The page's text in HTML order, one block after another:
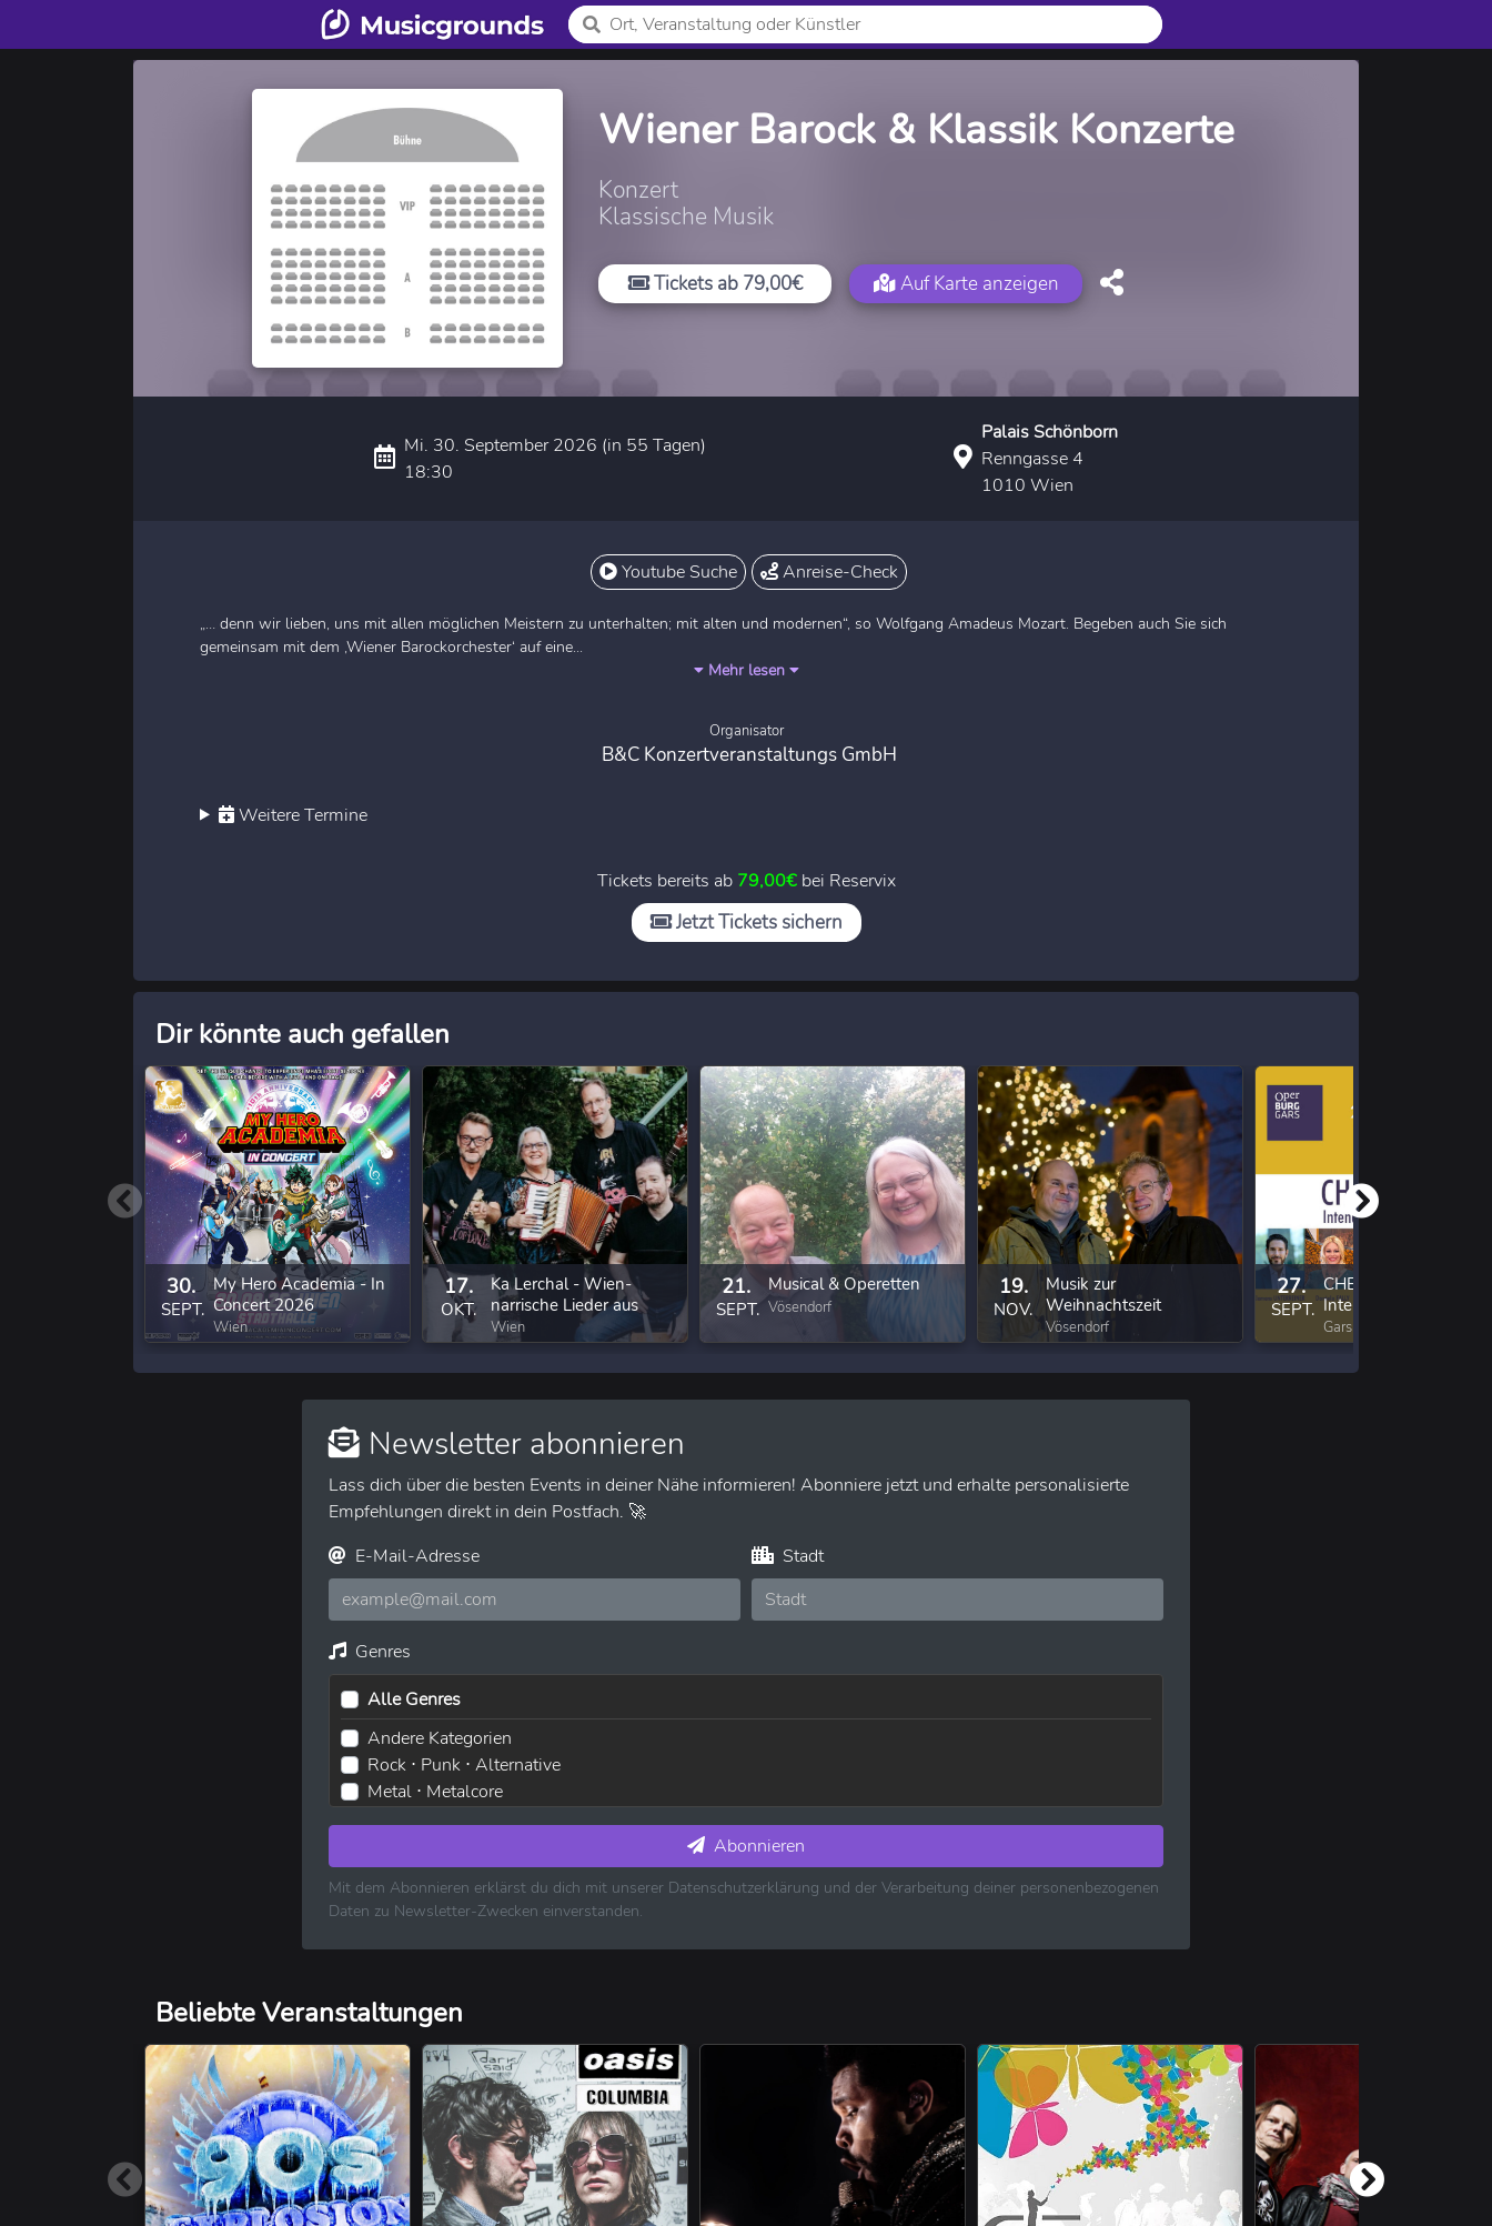
Wiener Barock & Klassik Konzerte
Konzert
Klassische Musik
Tickets ab 79,00€ Auf Karte anzeigen
Mi. 30. September 2026 (in 55 Tagen)
18:30
Palais Schönborn
Renngasse 4
1010 Wien
Youtube Suche Anreise-Check
„… denn wir lieben, uns mit allen möglichen Meistern zu unterhalten; mit alten und modernen“, so Wolfgang Amadeus Mozart. Begeben auch Sie sich
gemeinsam mit dem ‚Wiener Barockorchester‘ auf eine...
Mehr lesen
Organisator
B&C Konzertveranstaltungs GmbH
Weitere Termine
Tickets bereits ab 79,00€bei Reservix
Jetzt Tickets sichern
Dir könnte auch gefallen
30.
SEPT.
My Hero Academia - In
Concert 2026
Wien
17.
OKT.
Ka Lerchal - Wien-
narrische Lieder aus
eigenem Anbau
Wien
21.
SEPT.
Musical & Operetten
Vösendorf
19.
NOV.
Musik zur
Weihnachtszeit
Vösendorf
27.
SEPT.
CHEFSACHE -
Intendanten ON
Gars am Kamp
Newsletter abonnieren
Lass dich über die besten Events in deiner Nähe informieren! Abonniere jetzt und erhalte personalisierte
Empfehlungen direkt in dein Postfach. 🚀
E-Mail-Adresse
Stadt
Genres
Alle Genres
Andere Kategorien
Rock ⋅ Punk ⋅ Alternative
Metal ⋅ Metalcore
Hip-Hop ⋅ Rap
R&B ⋅ Soul ⋅ Blues ⋅ Jazz
Volksmusik ⋅ Folk ⋅ Country ⋅ Schlager
Klassische Musik
Abonnieren
Mit dem Abonnieren erklärst du dich mit unserer Datenschutzerklärung und der Verarbeitung deiner personenbezogenen
Daten zu Newsletter-Zwecken einverstanden.
Beliebte Veranstaltungen